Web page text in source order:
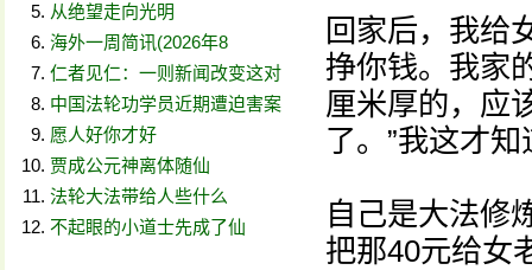
从绝望走向光明
海外一周简讯(2026年8
仁者见仁：一则新闻改变这对
中国法轮功学员近期遭迫害案
愿人好你才好
贾成公元神离体随仙
法轮大法带给人些什么
不起眼的小道士先成了仙
回家后，我给
挣你钱。我家
厘米厚的，应
了。”我这才
自己是大法修
把那40元给女